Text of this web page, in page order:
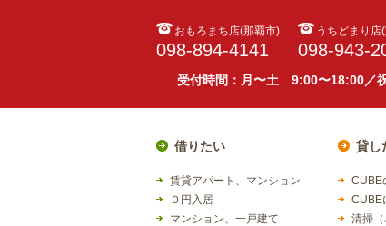
おもろまち店(那覇市)
098-894-4141
うちどまり店
098-943-
受付時間：月〜土 9:00〜18:00／
借りたい
賃貸アパート、マンション
０円入居
マンション、一戸建て
貸し
CUBE
CUBE
清掃（